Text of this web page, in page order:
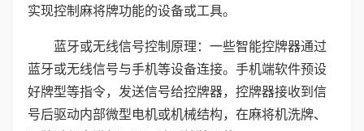
实现控制麻将牌功能的设备或工具。
蓝牙或无线信号控制原理：一些智能控牌器通过
蓝牙或无线信号与手机等设备连接。手机端软件预设
好牌型等指令，发送信号给控牌器，控牌器接收到信
号后驱动内部微型电机或机械结构，在麻将机洗牌、